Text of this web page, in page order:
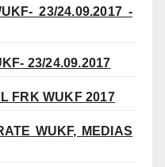
23/24.09.2017 -
23/24.09.2017
FRK WUKF 2017
WUKF, MEDIAS